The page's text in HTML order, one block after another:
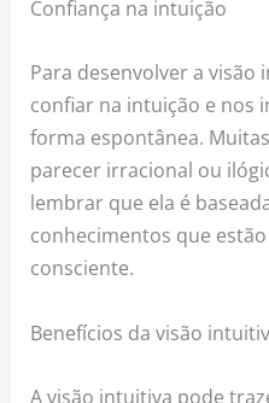
Confiança na intuição
Para desenvolver a
confiar na intuição e nos
forma espontânea.
parecer irracional ou
lembrar que ela é
conhecimentos que
consciente.
Benefícios da visão
A visão intuitiva pode